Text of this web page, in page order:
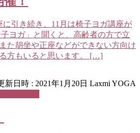
に引き続き、11月は椅子ヨガ講座が
ヨガ」と聞くと、高齢者の方で立
た胡坐や正座などができない方向け
方もいると思います。 […]
新日時 : 2021年1月20日 Laxmi YOGA